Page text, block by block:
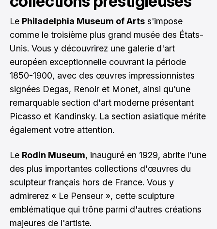
Le Philadelphia Museum of Arts s'impose
comme le troisième plus grand musée des États-
Unis. Vous y découvrirez une galerie d'art
européen exceptionnelle couvrant la période
1850-1900, avec des œuvres impressionnistes
signées Degas, Renoir et Monet, ainsi qu'une
remarquable section d'art moderne présentant
Picasso et Kandinsky. La section asiatique mérite
également votre attention.
Le Rodin Museum, inauguré en 1929, abrite l'une
des plus importantes collections d'œuvres du
sculpteur français hors de France. Vous y
admirerez « Le Penseur », cette sculpture
emblématique qui trône parmi d'autres créations
majeures de l'artiste.